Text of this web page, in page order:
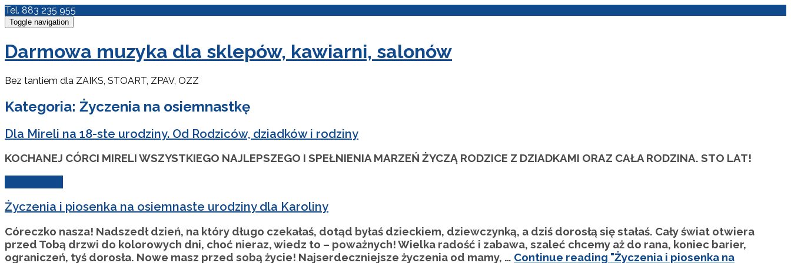
Tel. 883 235 955
Toggle navigation
Darmowa muzyka dla sklepów, kawiarni, salonów
Bez tantiem dla ZAIKS, STOART, ZPAV, OZZ
Kategoria: Życzenia na osiemnastkę
Dla Mireli na 18-ste urodziny. Od Rodziców, dziadków i rodziny
KOCHANEJ CÓRCI MIRELI WSZYSTKIEGO NAJLEPSZEGO I SPEŁNIENIA MARZEŃ ŻYCZĄ RODZICE Z DZIADKAMI ORAZ CAŁA RODZINA. STO LAT!
Życzenia i piosenka na osiemnaste urodziny dla Karoliny
Córeczko nasza! Nadszedł dzień, na który długo czekałaś, dotąd byłaś dzieckiem, dziewczynką, a dziś dorosłą się stałaś. Cały świat otwiera
przed Tobą drzwi do kolorowych dni, choć nieraz, wiedz to – poważnych! Wielka radość i zabawa, szaleć chcemy aż do rana, koniec barier,
ograniczeń, tyś dorosła. Nowe masz przed sobą życie! Najserdeczniejsze życzenia od mamy, … Continue reading "Życzenia i piosenka na